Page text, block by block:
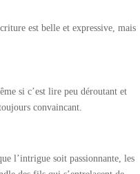
est belle et expressive, mais
si c’est lire peu déroutant et
convaincant.
l’intrigue soit passionnante, les